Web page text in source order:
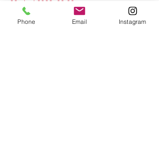
09. Juni 2022, 09:00
Berlin, 10963 Berlin, Deutschland
Phone Email Instagram